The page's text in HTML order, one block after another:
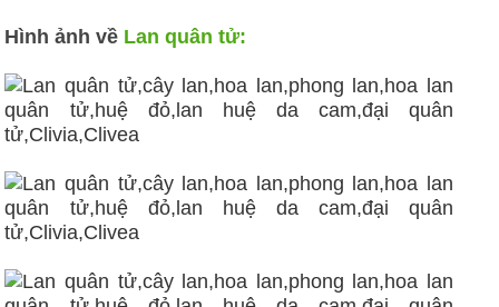
Hình ảnh về Lan quân tử: